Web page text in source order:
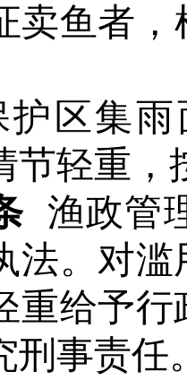
卖鱼者，
护区集
节轻重，
渔政管
法。对
重给予
刑事责任